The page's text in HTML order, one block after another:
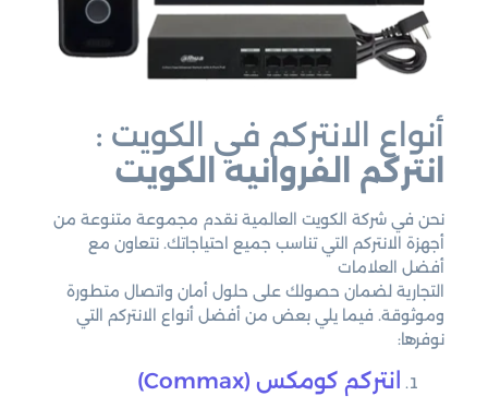
أنواع الانتركم في الكويت :
انتركم الفروانيه الكويت
نحن في شركة الكويت العالمية نقدم مجموعة متنوعة من
أجهزة الانتركم التي تناسب جميع احتياجاتك. نتعاون مع
أفضل العلامات
التجارية لضمان حصولك على حلول أمان واتصال متطورة
وموثوقة. فيما يلي بعض من أفضل أنواع الانتركم التي
نوفرها:
انتركم كومكس (Commax)